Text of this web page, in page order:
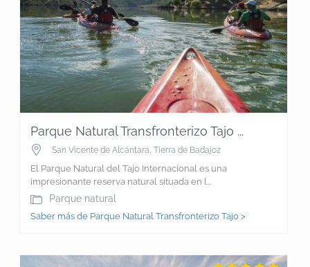
Parque Natural Transfronterizo Tajo ...
San Vicente de Alcántara, Tierra de Badajoz
El Parque Natural del Tajo Internacional es una
impresionante reserva natural situada en l...
Parque natural
Saber más de Parque Natural Transfronterizo Tajo >